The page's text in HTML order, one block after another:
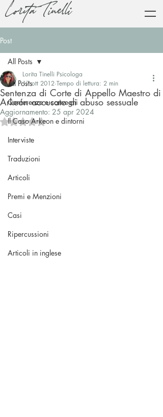
Lorita Tinelli
Post
All Posts
Conferenze e convegni
Il Caso Arkeon e dintorni
Interviste
Traduzioni
Articoli
Premi e Menzioni
Casi
Ripercussioni
Articoli in inglese
All Posts
Sentenza di Corte di Appello Maestro di
Arkeon accusato di abuso sessuale
Lorita Tinelli Psicologa
17 ott 2012 Tempo di lettura: 2 min
Aggiornamento: 25 apr 2024
Valutazione NaN stelle su 5.